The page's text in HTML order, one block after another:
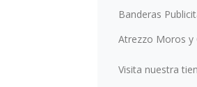
Banderas
Atrezzo Moros y
Visita nuestra